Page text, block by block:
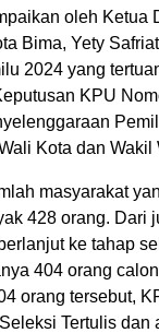
oleh
Bima, Yety
2024 yang
KPU
Kota dan Wakil
masyarakat
428 orang. Dari
ke tahap
404 orang
orang tersebut,
Tertulis